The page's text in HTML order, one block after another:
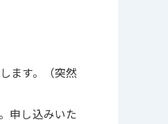
ます。（突然
申し込みいた